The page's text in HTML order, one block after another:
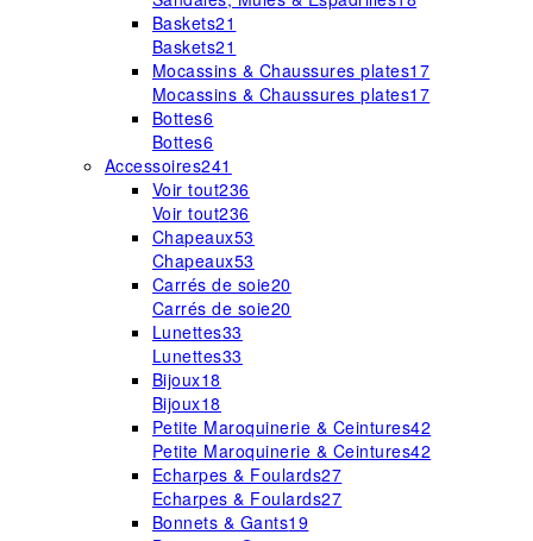
Baskets21
Baskets21
Mocassins & Chaussures plates17
Mocassins & Chaussures plates17
Bottes6
Bottes6
Accessoires241
Voir tout236
Voir tout236
Chapeaux53
Chapeaux53
Carrés de soie20
Carrés de soie20
Lunettes33
Lunettes33
Bijoux18
Bijoux18
Petite Maroquinerie & Ceintures42
Petite Maroquinerie & Ceintures42
Echarpes & Foulards27
Echarpes & Foulards27
Bonnets & Gants19